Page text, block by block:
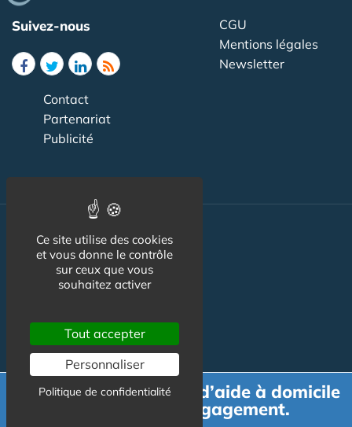
Suivez-nous
CGU
Mentions légales
Newsletter
Contact
Partenariat
Publicité
Santé
Handicap
Aidant salarié
Outils
Professionnels
Demande de devis d’aide à domicile
gratuit et sans engagement.
Ce site utilise des cookies
et vous donne le contrôle
sur ceux que vous
souhaitez activer
Tout accepter
Personnaliser
Politique de confidentialité